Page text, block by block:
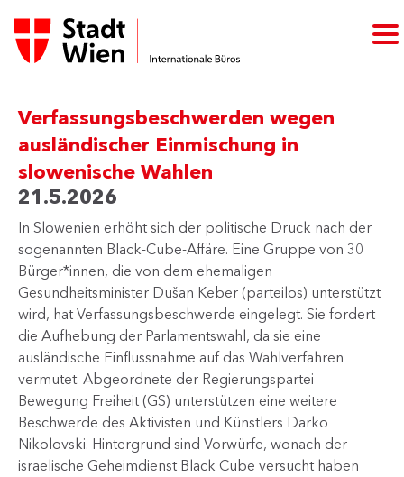
Verfassungsbeschwerden wegen
ausländischer Einmischung in
slowenische Wahlen
21.5.2026
In Slowenien erhöht sich der politische Druck nach der
sogenannten Black-Cube-Affäre. Eine Gruppe von 30
Bürger*innen, die von dem ehemaligen
Gesundheitsminister Dušan Keber (parteilos) unterstützt
wird, hat Verfassungsbeschwerde eingelegt. Sie fordert
die Aufhebung der Parlamentswahl, da sie eine
ausländische Einflussnahme auf das Wahlverfahren
vermutet. Abgeordnete der Regierungspartei
Bewegung Freiheit (GS) unterstützen eine weitere
Beschwerde des Aktivisten und Künstlers Darko
Nikolovski. Hintergrund sind Vorwürfe, wonach der
israelische Geheimdienst Black Cube versucht haben